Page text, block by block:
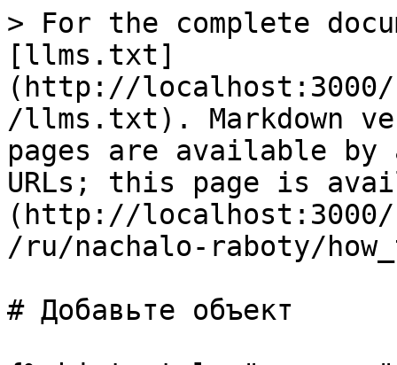
> For the complete
[llms.txt]
(http://
/llms.txt). Markdown
pages are available by
URLs; this page is
(http://
/ru/nachalo-raboty/
# Добавьте объект